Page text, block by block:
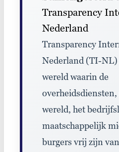
Transparency
Nederland
Transparency
Nederland (TI-NL)
wereld waarin de
wereld, het
maatschappelijk
burgers vrij zijn